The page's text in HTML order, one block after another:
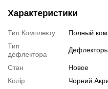
Характеристики
Тип Комплекту
Полный
Тип
дефлектора
Стан
Новое
Колір
Чорний